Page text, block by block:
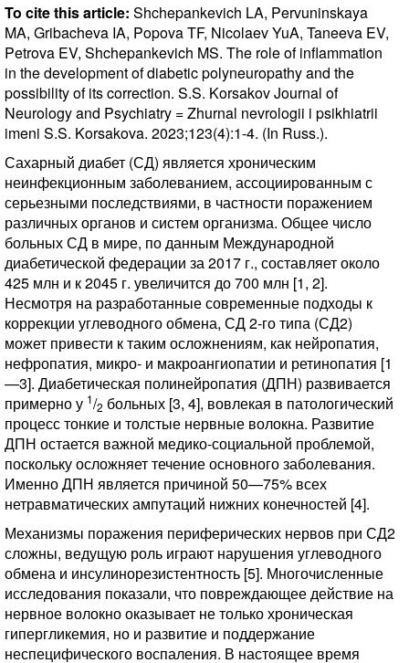
To cite this article: Shchepankevich LA, Pervuninskaya
MA, Gribacheva IA, Popova TF, Nicolaev YuA, Taneeva EV,
Petrova EV, Shchepankevich MS. The role of inflammation
in the development of diabetic polyneuropathy and the
possibility of its correction. S.S. Korsakov Journal of
Neurology and Psychiatry = Zhurnal nevrologii i psikhiatrii
imeni S.S. Korsakova. 2023;123(4):1-4. (In Russ.).
Сахарный диабет (СД) является хроническим
неинфекционным заболеванием, ассоциированным с
серьезными последствиями, в частности поражением
различных органов и систем организма. Общее число
больных СД в мире, по данным Международной
диабетической федерации за 2017 г., составляет около
425 млн и к 2045 г. увеличится до 700 млн [1, 2].
Несмотря на разработанные современные подходы к
коррекции углеводного обмена, СД 2-го типа (СД2)
может привести к таким осложнениям, как нейропатия,
нефропатия, микро- и макроангиопатии и ретинопатия [1
—3]. Диабетическая полинейропатия (ДПН) развивается
примерно у 1/2 больных [3, 4], вовлекая в патологический
процесс тонкие и толстые нервные волокна. Развитие
ДПН остается важной медико-социальной проблемой,
поскольку осложняет течение основного заболевания.
Именно ДПН является причиной 50—75% всех
нетравматических ампутаций нижних конечностей [4].
Механизмы поражения периферических нервов при СД2
сложны, ведущую роль играют нарушения углеводного
обмена и инсулинорезистентность [5]. Многочисленные
исследования показали, что повреждающее действие на
нервное волокно оказывает не только хроническая
гипергликемия, но и развитие и поддержание
неспецифического воспаления. В настоящее время